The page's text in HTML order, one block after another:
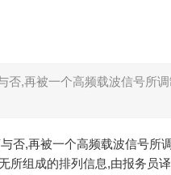
否,再被一个高频载波信号所
再被一个高频载波信号所调
所组成的排列信息,由报务员